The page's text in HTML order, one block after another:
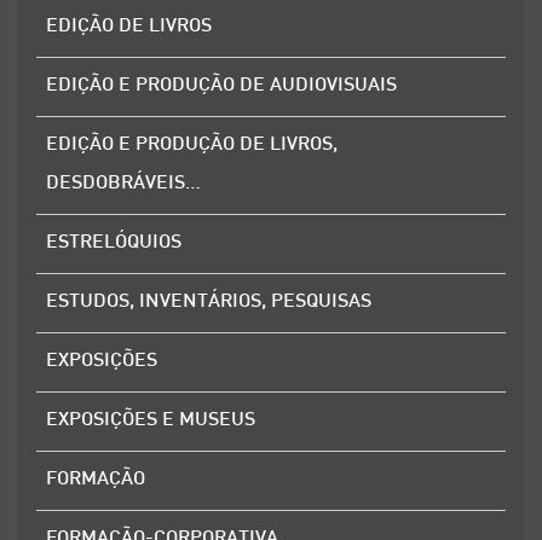
EDIÇÃO DE LIVROS
EDIÇÃO E PRODUÇÃO DE AUDIOVISUAIS
EDIÇÃO E PRODUÇÃO DE LIVROS,
DESDOBRÁVEIS…
ESTRELÓQUIOS
ESTUDOS, INVENTÁRIOS, PESQUISAS
EXPOSIÇÕES
EXPOSIÇÕES E MUSEUS
FORMAÇÃO